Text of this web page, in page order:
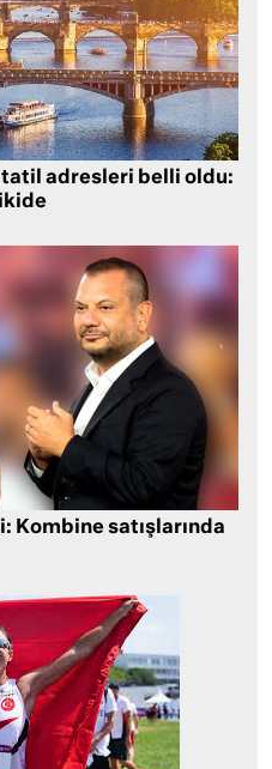
tatil adresleri belli oldu:
Kombine satışlarında